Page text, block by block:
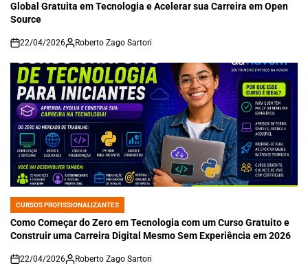
Global Gratuita em Tecnologia e Acelerar sua Carreira em Open
Source
on
22/04/2026 Roberto Zago Sartori
POSTED
IN
CURSOS PROFISSIONALIZANTES
Como Começar do Zero em Tecnologia com um Curso Gratuito e
Construir uma Carreira Digital Mesmo Sem Experiência em 2026
on
22/04/2026 Roberto Zago Sartori